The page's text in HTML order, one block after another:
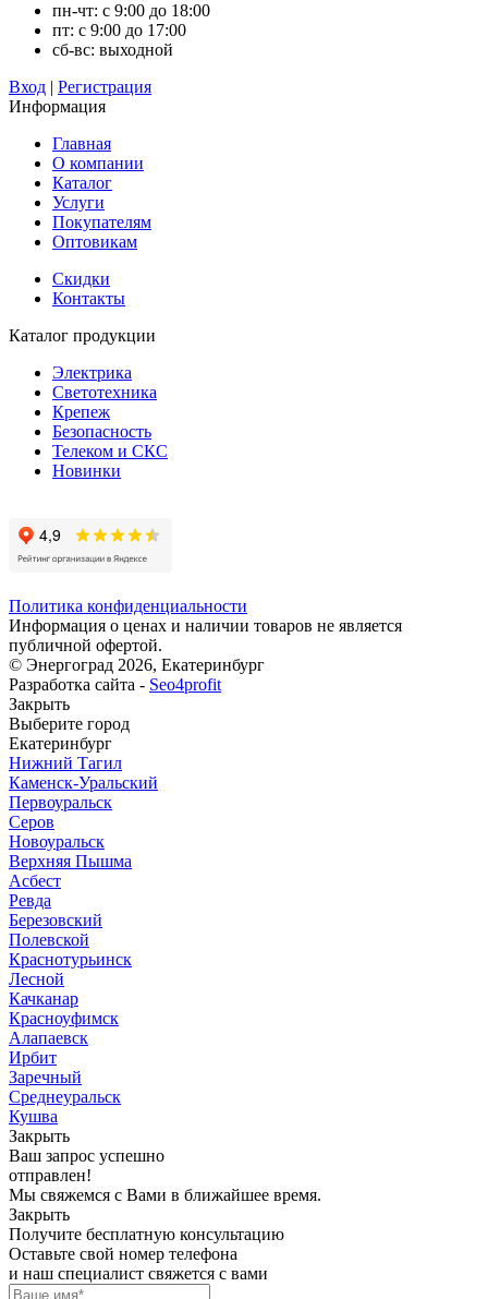
пн-чт: с 9:00 до 18:00
пт: с 9:00 до 17:00
сб-вс: выходной
Вход | Регистрация
Информация
Главная
О компании
Каталог
Услуги
Покупателям
Оптовикам
Скидки
Контакты
Каталог продукции
Электрика
Светотехника
Крепеж
Безопасность
Телеком и СКС
Новинки
Политика конфиденциальности
Информация о ценах и наличии товаров не является
публичной офертой.
© Энергоград 2026, Екатеринбург
Разработка сайта - Seo4profit
Закрыть
Выберите город
Екатеринбург
Нижний Тагил
Каменск-Уральский
Первоуральск
Серов
Новоуральск
Верхняя Пышма
Асбест
Ревда
Березовский
Полевской
Краснотурьинск
Лесной
Качканар
Красноуфимск
Алапаевск
Ирбит
Заречный
Среднеуральск
Кушва
Закрыть
Ваш запрос успешно
отправлен!
Мы свяжемся с Вами в ближайшее время.
Закрыть
Получите бесплатную консультацию
Оставьте свой номер телефона
и наш специалист свяжется с вами